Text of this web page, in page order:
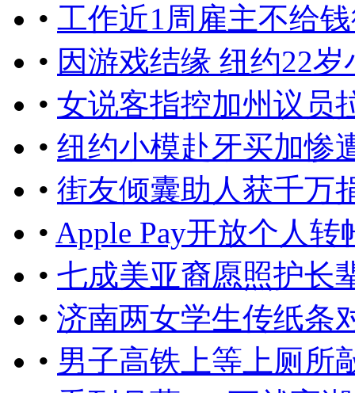
• 工作近1周雇主不给
• 因游戏结缘 纽约22
• 女说客指控加州议员
• 纽约小模赴牙买加
• 街友倾囊助人获千万
• Apple Pay开放个人
• 七成美亚裔愿照护长
• 济南两女学生传纸条
• 男子高铁上等上厕所